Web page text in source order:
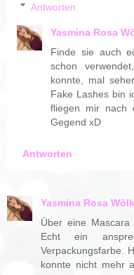
Antworten
Yasmina Rosa
Finde sie auch
schon
konnte, mal
Fake Lashes bin
fliegen mir nach
Gegend xD
Antworten
Yasmina Rosa
Über eine
Echt ein
Verpackungsfarbe.
konnte nicht mehr